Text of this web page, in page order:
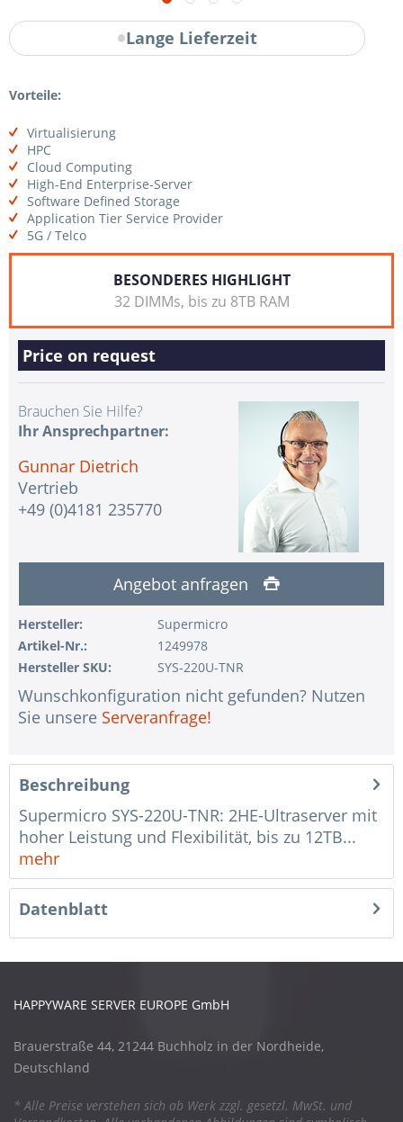
Lange Lieferzeit
Vorteile:
Virtualisierung
HPC
Cloud Computing
High-End Enterprise-Server
Software Defined Storage
Application Tier Service Provider
5G / Telco
BESONDERES HIGHLIGHT
32 DIMMs, bis zu 8TB RAM
Price on request
Brauchen Sie Hilfe?
Ihr Ansprechpartner:
Gunnar Dietrich
Vertrieb
+49 (0)4181 235770
Angebot anfragen
Hersteller:
Supermicro
Artikel-Nr.:
1249978
Hersteller SKU:
SYS-220U-TNR
Wunschkonfiguration nicht gefunden? Nutzen
Sie unsere Serveranfrage!
Beschreibung
Supermicro SYS-220U-TNR: 2HE-Ultraserver mit
hoher Leistung und Flexibilität, bis zu 12TB...
mehr
Datenblatt
HAPPYWARE SERVER EUROPE GmbH
Brauerstraße 44, 21244 Buchholz in der Nordheide,
Deutschland
* Alle Preise verstehen sich ab Werk zzgl. gesetzl. MwSt. und